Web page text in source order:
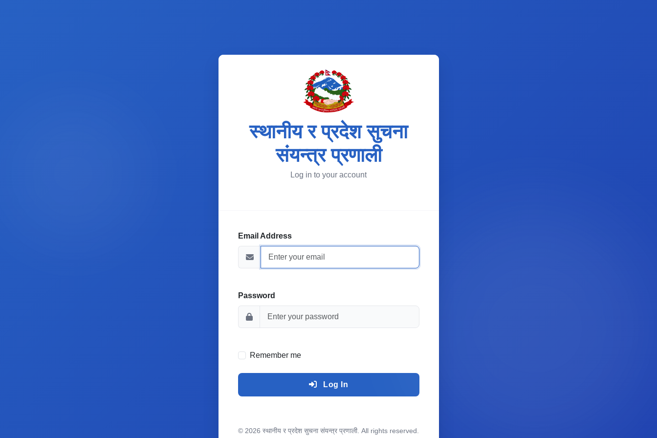
स्थानीय र प्रदेश सुचना
संयन्त्र प्रणाली
Log in to your account
Email Address
Password
Remember me
Log In
© 2026 स्थानीय र प्रदेश सुचना संयन्त्र प्रणाली. All rights reserved.